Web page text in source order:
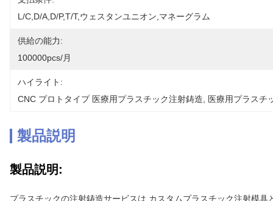
L/C,D/A,D/P,T/T,ウェスタンユニオン,マネーグラム
供給の能力:
100000pcs/月
ハイライト:
CNC プロトタイプ 医療用プラスチック注射鋳造
医療用プラスチ
製品説明
製品説明:
プラスチックの注射鋳造サービスは,カスタムプラスチック注射模